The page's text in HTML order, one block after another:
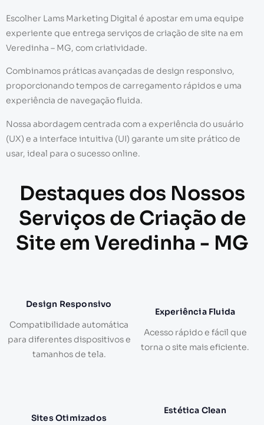
Escolher Lams Marketing Digital é apostar em uma equipe
experiente que entrega serviços de criação de site na em
Veredinha – MG, com criatividade.
Combinamos práticas avançadas de design responsivo,
proporcionando tempos de carregamento rápidos e uma
experiência de navegação fluida.
Nossa abordagem centrada com a experiência do usuário
(UX) e a interface intuitiva (UI) garante um site prático de
usar, ideal para o sucesso online.
Destaques dos Nossos
Serviços de Criação de
Site em Veredinha - MG
Design Responsivo
Compatibilidade automática
para diferentes dispositivos e
tamanhos de tela.
Experiência Fluida
Acesso rápido e fácil que
torna o site mais eficiente.
Sites Otimizados
Estética Clean